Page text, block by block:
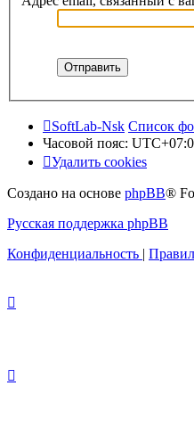
SoftLab-Nsk Список
Часовой пояс:
Удалить cookies
Создано на основе phpBB®
Русская поддержка phpBB
Конфиденциальность |